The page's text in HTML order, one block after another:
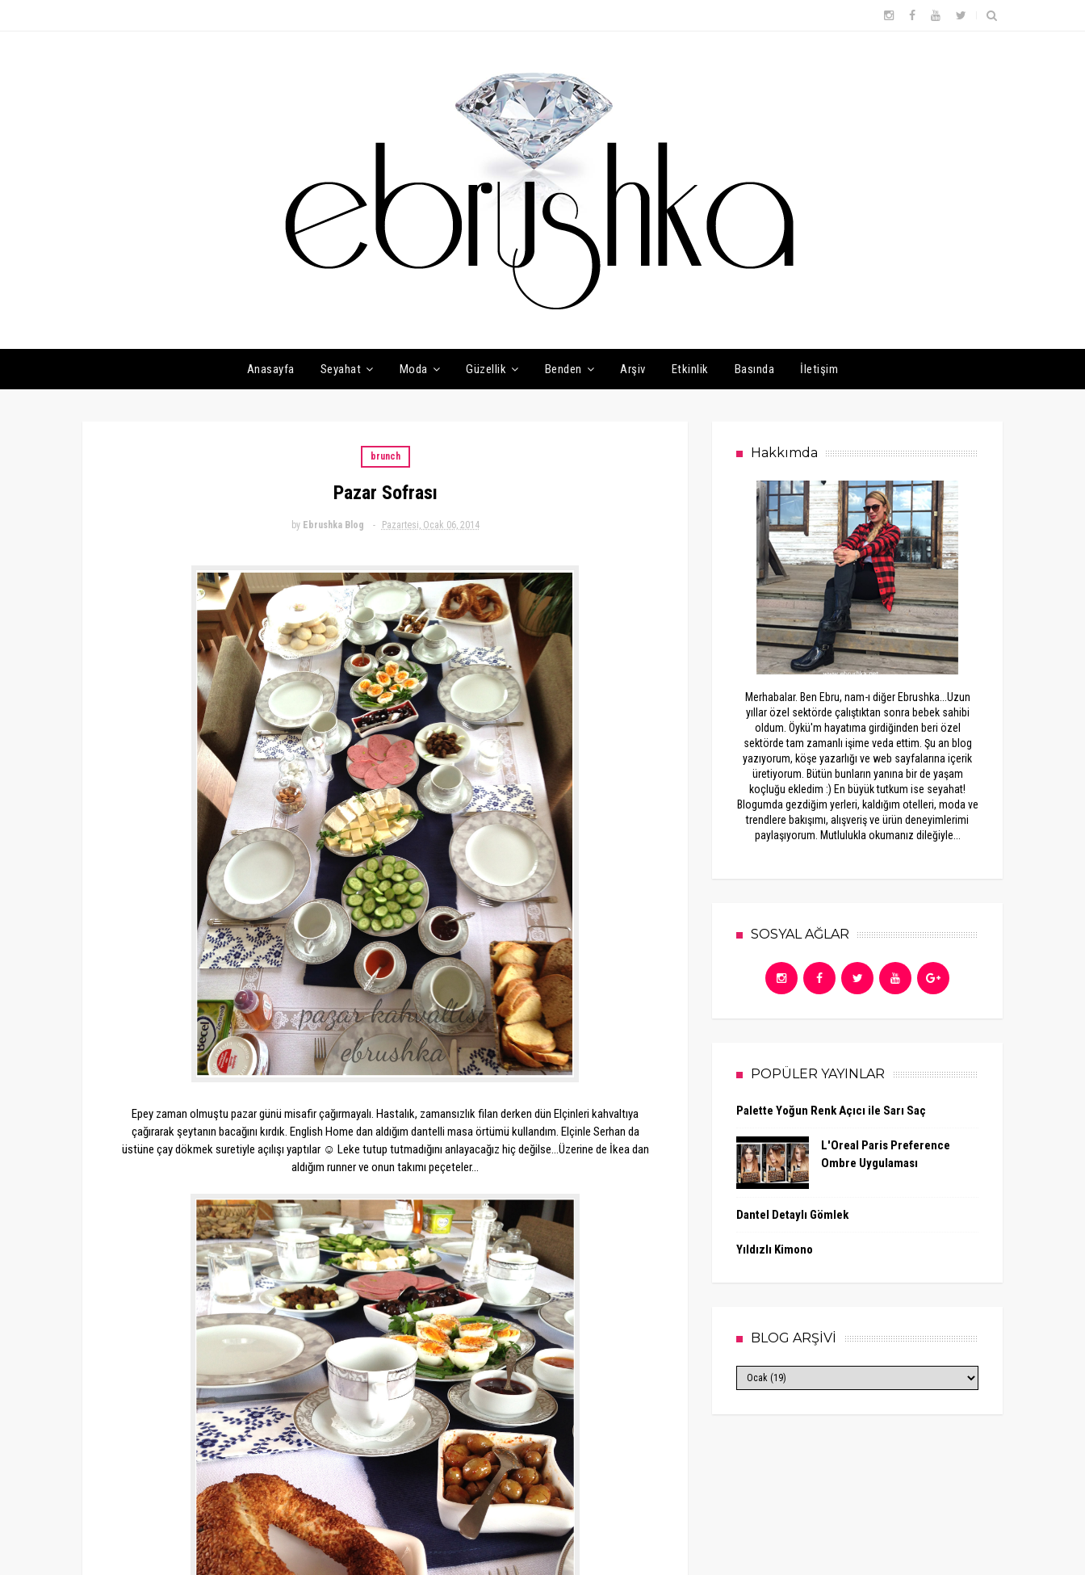
Anasayfa Seyahat Moda Güzellik Benden Arşiv Etkinlik Basında İletişim
brunch
Pazar Sofrası
by Ebrushka Blog Pazartesi, Ocak 06, 2014
Epey zaman olmuştu pazar günü misafir çağırmayalı. Hastalık, zamansızlık filan derken dün Elçinleri kahvaltıya
çağırarak şeytanın bacağını kırdık. English Home dan aldığım dantelli masa örtümü kullandım. Elçinle Serhan da
üstüne çay dökmek suretiyle açılışı yaptılar ☺ Leke tutup tutmadığını anlayacağız hiç değilse...Üzerine de İkea dan
aldığım runner ve onun takımı peçeteler...
Hakkımda
Merhabalar. Ben Ebru, nam-ı diğer Ebrushka...Uzun
yıllar özel sektörde çalıştıktan sonra bebek sahibi
oldum. Öykü'm hayatıma girdiğinden beri özel
sektörde tam zamanlı işime veda ettim. Şu an blog
yazıyorum, köşe yazarlığı ve web sayfalarına içerik
üretiyorum. Bütün bunların yanına bir de yaşam
koçluğu ekledim :) En büyük tutkum ise seyahat!
Blogumda gezdiğim yerleri, kaldığım otelleri, moda ve
trendlere bakışımı, alışveriş ve ürün deneyimlerimi
paylaşıyorum. Mutlulukla okumanız dileğiyle...
SOSYAL AĞLAR
POPÜLER YAYINLAR
Palette Yoğun Renk Açıcı ile Sarı Saç
L'Oreal Paris Preference
Ombre Uygulaması
Dantel Detaylı Gömlek
Yıldızlı Kimono
BLOG ARŞİVİ